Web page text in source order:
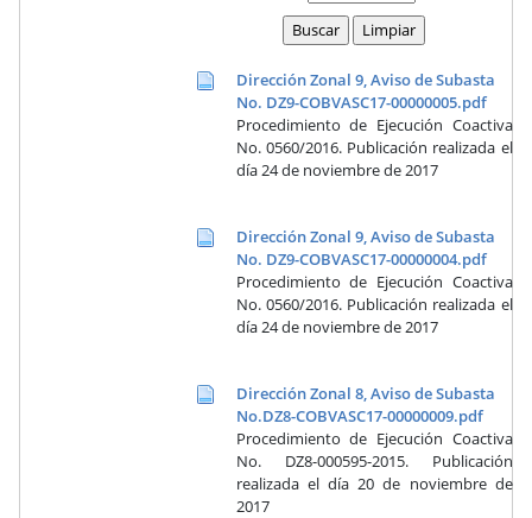
Dirección Zonal 9, Aviso de Subasta
No. DZ9-COBVASC17-00000005.pdf
Procedimiento de Ejecución Coactiva
No. 0560/2016. Publicación realizada el
día 24 de noviembre de 2017
Dirección Zonal 9, Aviso de Subasta
No. DZ9-COBVASC17-00000004.pdf
Procedimiento de Ejecución Coactiva
No. 0560/2016. Publicación realizada el
día 24 de noviembre de 2017
Dirección Zonal 8, Aviso de Subasta
No.DZ8-COBVASC17-00000009.pdf
Procedimiento de Ejecución Coactiva
No. DZ8-000595-2015. Publicación
realizada el día 20 de noviembre de
2017